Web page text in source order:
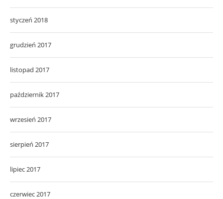
styczeń 2018
grudzień 2017
listopad 2017
październik 2017
wrzesień 2017
sierpień 2017
lipiec 2017
czerwiec 2017